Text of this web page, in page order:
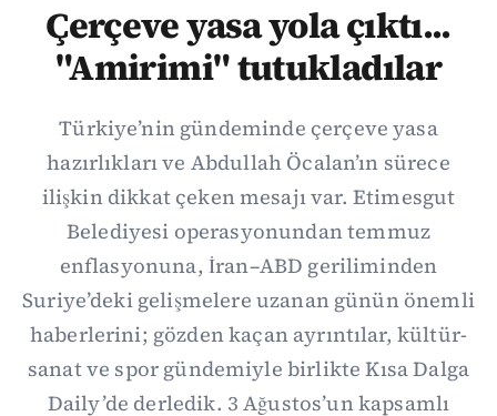
Çerçeve yasa yola çıktı...
"Amirimi" tutukladılar
Türkiye’nin gündeminde çerçeve yasa
hazırlıkları ve Abdullah Öcalan’ın sürece
ilişkin dikkat çeken mesajı var. Etimesgut
Belediyesi operasyonundan temmuz
enflasyonuna, İran–ABD geriliminden
Suriye’deki gelişmelere uzanan günün önemli
haberlerini; gözden kaçan ayrıntılar, kültür-
sanat ve spor gündemiyle birlikte Kısa Dalga
Daily’de derledik. 3 Ağustos’un kapsamlı